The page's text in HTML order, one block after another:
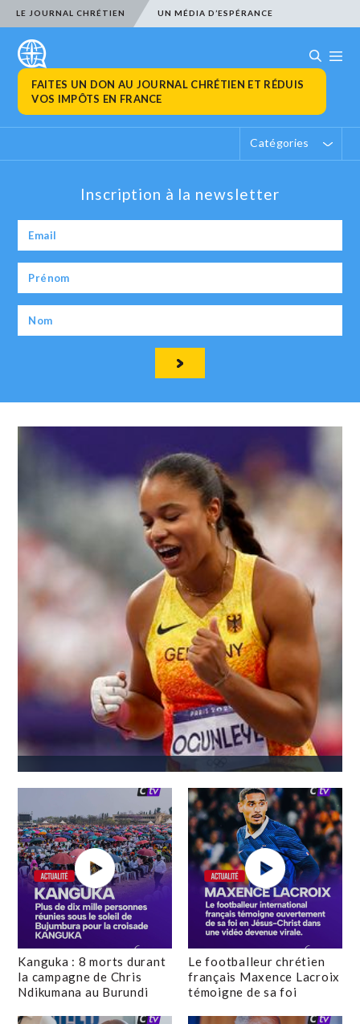
LE JOURNAL CHRÉTIEN UN MÉDIA D’ESPÉRANCE
FAITES UN DON AU JOURNAL CHRÉTIEN ET RÉDUIS
VOS IMPÔTS EN FRANCE
Catégories
Inscription à la newsletter
Kanguka : 8 morts durant
la campagne de Chris
Ndikumana au Burundi
Le footballeur chrétien
français Maxence Lacroix
témoigne de sa foi